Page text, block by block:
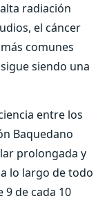
radiación
el cáncer
comunes
siendo una
entre los
Baquedano
prolongada y
lo largo de todo
9 de cada 10